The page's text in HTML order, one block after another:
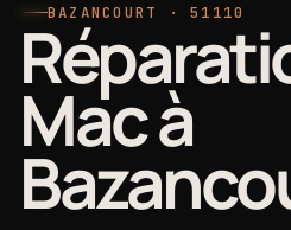
BAZANCOURT · 51110
Mac à